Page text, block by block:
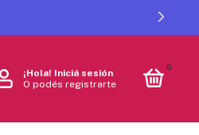
¡Hola! Iniciá sesión
O podés registrarte
0